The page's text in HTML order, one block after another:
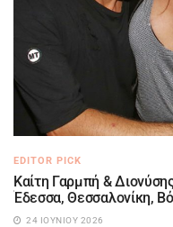
EDITOR PICK
Καίτη Γαρμπή &
Έδεσσα, Θεσσαλονίκη,
24 ΙΟΥΝΊΟΥ 2026